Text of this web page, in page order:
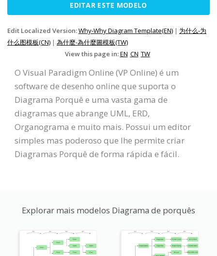
EDITAR ESTE MODELO
Edit Localized Version:Why-Why Diagram Template(EN) | 为什么-为
什么图模板(CN) | 為什麼-為什麼圖模板(TW)
View this page in:EN CN TW
O Visual Paradigm Online (VP Online) é um
software de desenho online que suporta o
Diagrama Porquê e uma vasta gama de
diagramas que abrange UML, ERD,
Organograma e muito mais. Possui um editor
simples mas poderoso que lhe permite criar
Diagramas Porquê de forma rápida e fácil.
Explorar mais modelos Diagrama de porquês